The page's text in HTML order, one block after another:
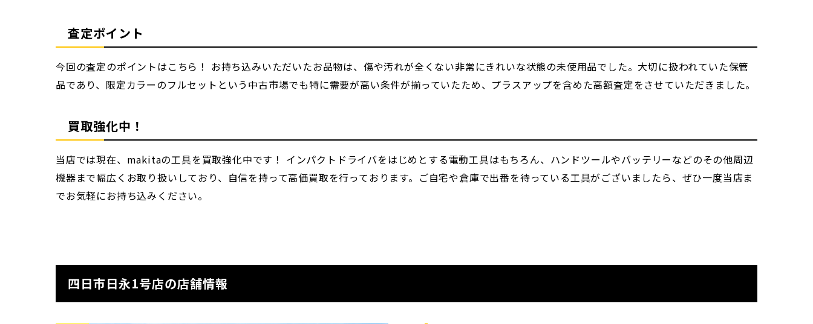
査定ポイント
今回の査定のポイントはこちら！ お持ち込みいただいたお品物は、傷や汚れが全くない非常にきれいな状態の未使用品でした。大切に扱われていた保管
品であり、限定カラーのフルセットという中古市場でも特に需要が高い条件が揃っていたため、プラスアップを含めた高額査定をさせていただきました。
買取強化中！
当店では現在、makitaの工具を買取強化中です！ インパクトドライバをはじめとする電動工具はもちろん、ハンドツールやバッテリーなどのその他周辺
機器まで幅広くお取り扱いしており、自信を持って高価買取を行っております。ご自宅や倉庫で出番を待っている工具がございましたら、ぜひ一度当店ま
でお気軽にお持ち込みください。
四日市日永1号店の店舗情報